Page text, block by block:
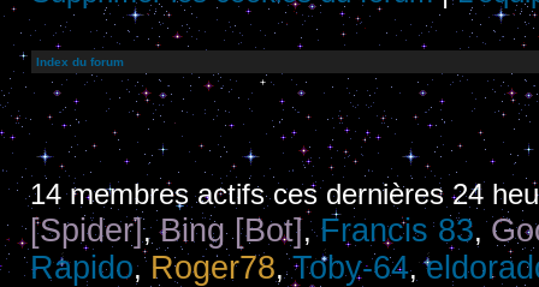
Index du forum
14 membres actifs ces dernières 24
[Spider],Bing [Bot],Francis 83,
Rapido,Roger78,Toby-64,